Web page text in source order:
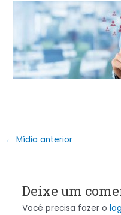
← Mídia anterior
Deixe um
Você precisa fazer o